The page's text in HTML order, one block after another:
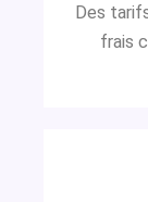
Des
frais